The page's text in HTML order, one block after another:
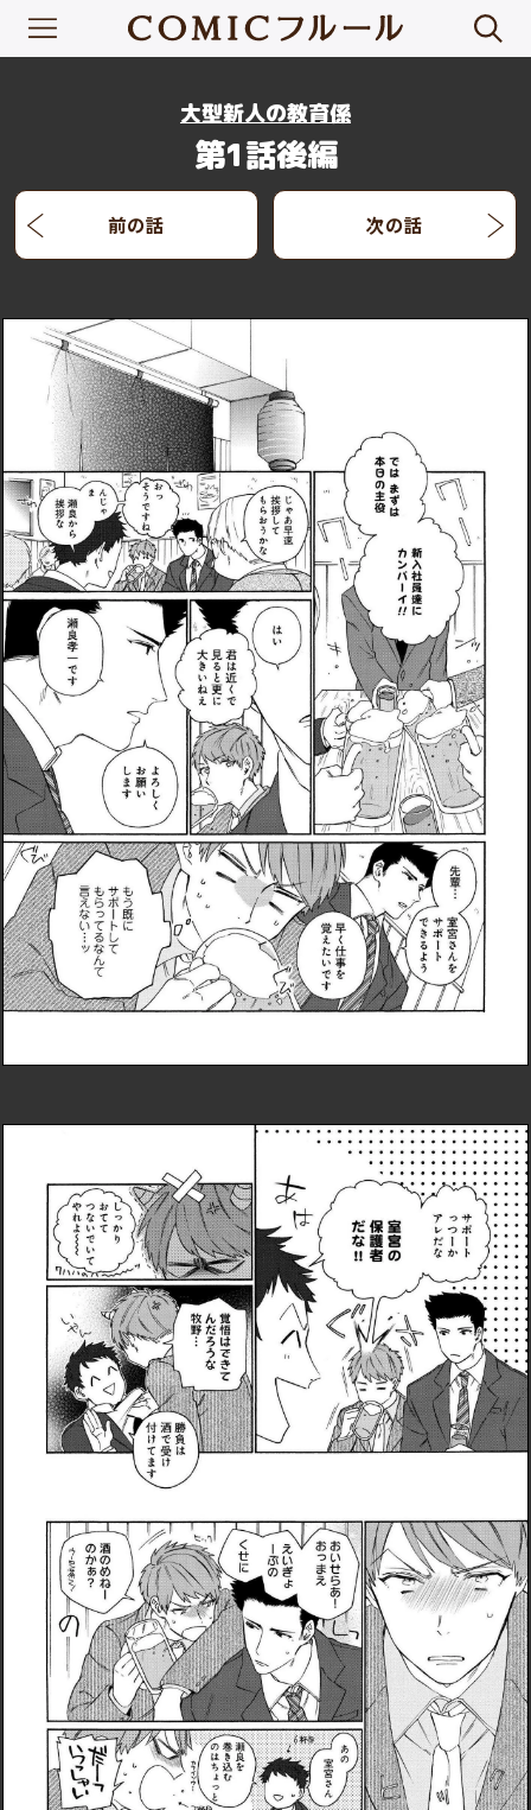
大型新人の教育係
第1話後編
前の話 次の話